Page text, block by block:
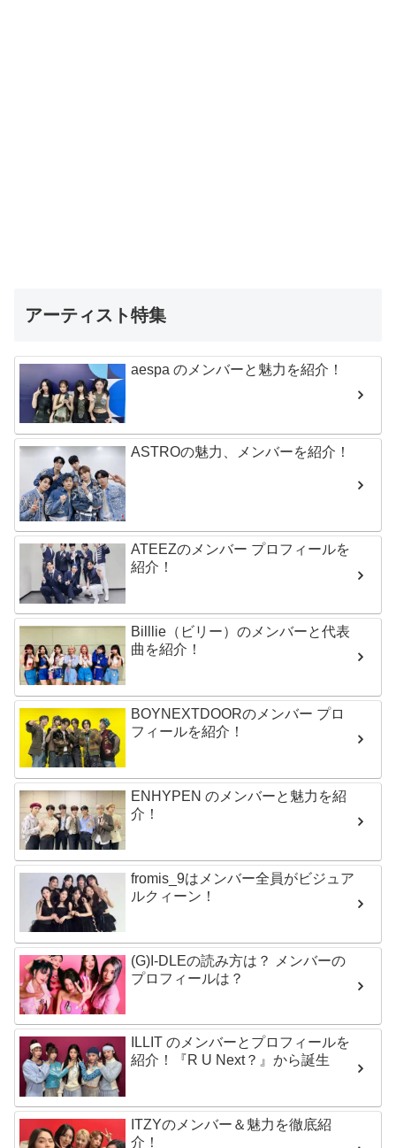
アーティスト特集
aespa のメンバーと魅力を紹介！
ASTROの魅力、メンバーを紹介！
ATEEZのメンバー プロフィールを
紹介！
Billlie（ビリー）のメンバーと代表
曲を紹介！
BOYNEXTDOORのメンバー プロ
フィールを紹介！
ENHYPEN のメンバーと魅力を紹
介！
fromis_9はメンバー全員がビジュア
ルクィーン！
(G)I-DLEの読み方は？ メンバーの
プロフィールは？
ILLIT のメンバーとプロフィールを
紹介！『R U Next？』から誕生
ITZYのメンバー＆魅力を徹底紹
介！